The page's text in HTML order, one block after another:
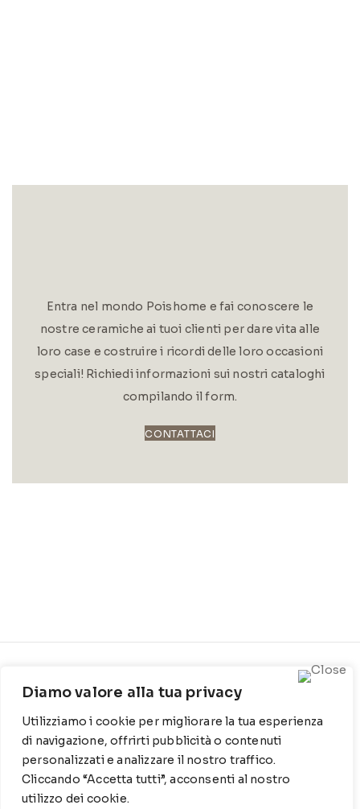
Diamo valore alla tua privacy
Utilizziamo i cookie per migliorare la tua esperienza
di navigazione, offrirti pubblicità o contenuti
personalizzati e analizzare il nostro traffico.
Cliccando “Accetta tutti”, acconsenti al nostro
utilizzo dei cookie.
Entra nel mondo Poishome e fai conoscere le
nostre ceramiche ai tuoi clienti per dare vita alle
loro case e costruire i ricordi delle loro occasioni
speciali! Richiedi informazioni sui nostri cataloghi
compilando il form.
CONTATTACI
1316 - 70044 Polignano a
mare
T
WZ: 329 6510725
Cookie Policy
Privacy Policy